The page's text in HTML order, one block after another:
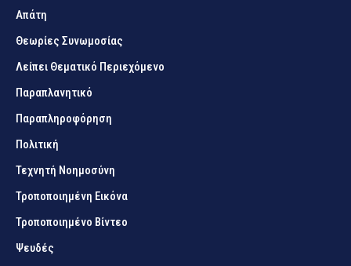
Απάτη
Θεωρίες Συνωμοσίας
Λείπει Θεματικό Περιεχόμενο
Παραπλανητικό
Παραπληροφόρηση
Πολιτική
Τεχνητή Νοημοσύνη
Τροποποιημένη Εικόνα
Τροποποιημένο Βίντεο
Ψευδές